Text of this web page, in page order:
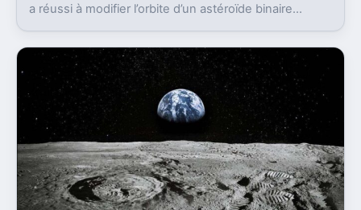
a réussi à modifier l’orbite d’un astéroïde binaire
par la mission DART de la NASA, marque une étape
majeure en matière de défense planétaire.